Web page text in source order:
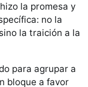
la promesa y
no la
la traición a la
para agrupar a
bloque a favor